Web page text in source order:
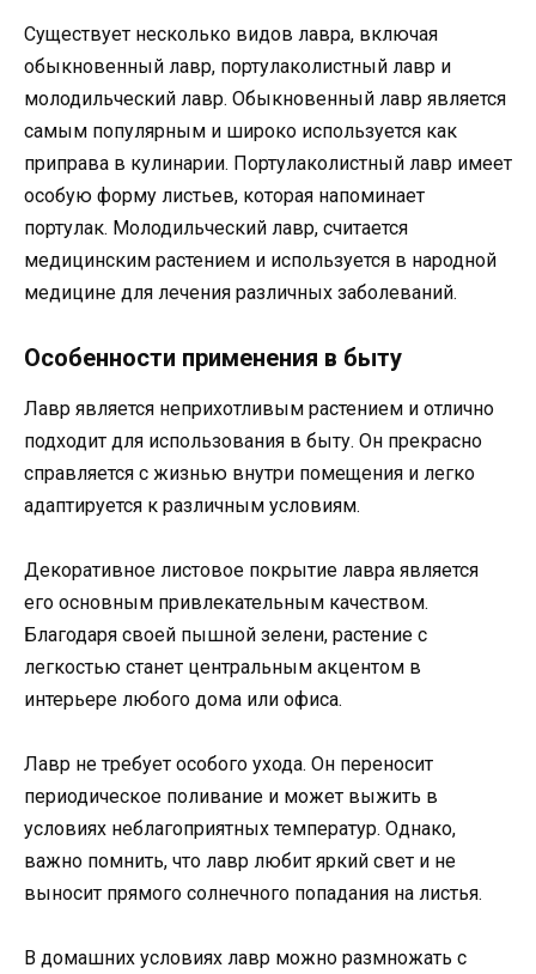
Существует несколько видов лавра, включая
обыкновенный лавр, портулаколистный лавр и
молодильческий лавр. Обыкновенный лавр является
самым популярным и широко используется как
приправа в кулинарии. Портулаколистный лавр имеет
особую форму листьев, которая напоминает
портулак. Молодильческий лавр, считается
медицинским растением и используется в народной
медицине для лечения различных заболеваний.
Особенности применения в быту
Лавр является неприхотливым растением и отлично
подходит для использования в быту. Он прекрасно
справляется с жизнью внутри помещения и легко
адаптируется к различным условиям.
Декоративное листовое покрытие лавра является
его основным привлекательным качеством.
Благодаря своей пышной зелени, растение с
легкостью станет центральным акцентом в
интерьере любого дома или офиса.
Лавр не требует особого ухода. Он переносит
периодическое поливание и может выжить в
условиях неблагоприятных температур. Однако,
важно помнить, что лавр любит яркий свет и не
выносит прямого солнечного попадания на листья.
В домашних условиях лавр можно размножать с